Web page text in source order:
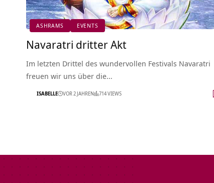
ASHRAMS EVENTS
Navaratri dritter Akt
Im letzten Drittel des wundervollen Festivals Navaratri
freuen wir uns über die…
ISABELLE VOR 2 JAHREN 714 VIEWS